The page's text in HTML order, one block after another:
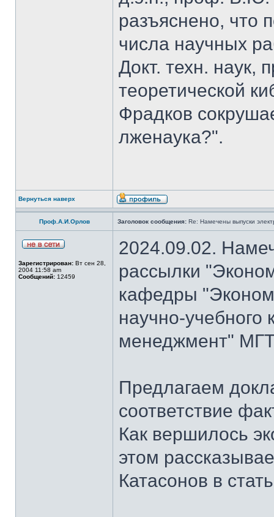
разъяснено, что
числа научных
Докт. техн. наук,
теоретической
Фрадков
лженаука?".
Вернуться наверх
Проф.А.И.Орлов Заголовок сообщения: Re: Намечены выпуски
Зарегистрирован: Вт сен 28,
2004 11:58 am
Сообщений: 12459
2024.09.02.
рассылки
кафедры
научно-
менеджмент"
Предлагаем
соответствие
Как вершилось
этом
Катасонов в